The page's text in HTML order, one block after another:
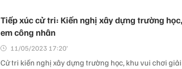
Tiếp xúc cử tri: Kiến nghị xây dựng trường
em công nhân
11/05/2023 17:20’
Cử tri kiến nghị xây dựng trường học, khu vui chơi